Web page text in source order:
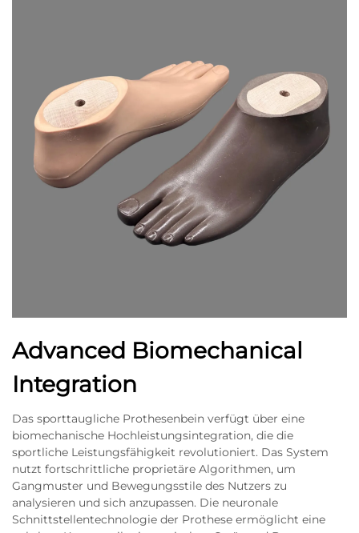
Advanced Biomechanical
Integration
Das sporttaugliche Prothesenbein verfügt über eine
biomechanische Hochleistungsintegration, die die
sportliche Leistungsfähigkeit revolutioniert. Das System
nutzt fortschrittliche proprietäre Algorithmen, um
Gangmuster und Bewegungsstile des Nutzers zu
analysieren und sich anzupassen. Die neuronale
Schnittstellentechnologie der Prothese ermöglicht eine